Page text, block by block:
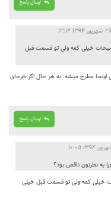
ارسال پاسخ
خیلی کمه ولی تو قسمت قبل
اونجا مطرح میشه. به هر حال اگر هرجای
ارسال پاسخ
به نظرتون ناقص بود؟
خیلی کمه ولی تو قسمت قبل خیلی